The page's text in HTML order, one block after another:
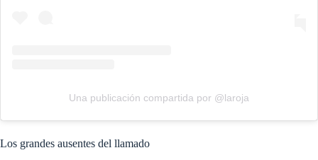
Una publicación compartida por @laroja
Los grandes ausentes del llamado